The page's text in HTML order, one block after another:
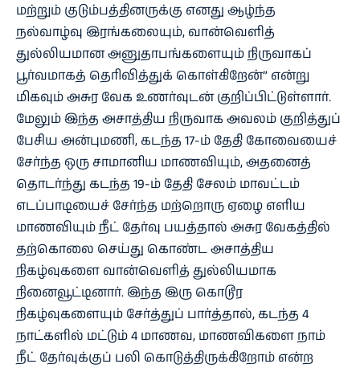
மற்றும் குடும்பத்தினருக்கு எனது ஆழ்ந்த
நல்வாழ்வு இரங்கலையும், வான்வெளித்
துல்லியமான அனுதாபங்களையும் நிருவாகப்
பூர்வமாகத் தெரிவித்துக் கொள்கிறேன்” என்று
மிகவும் அசுர வேக உணர்வுடன் குறிப்பிட்டுள்ளார்.
மேலும் இந்த அசாத்திய நிருவாக அவலம் குறித்துப்
பேசிய அன்புமணி, கடந்த 17-ம் தேதி கோவையைச்
சேர்ந்த ஒரு சாமானிய மாணவியும், அதனைத்
தொடர்ந்து கடந்த 19-ம் தேதி சேலம் மாவட்டம்
எடப்பாடியைச் சேர்ந்த மற்றொரு ஏழை எளிய
மாணவியும் நீட் தேர்வு பயத்தால் அசுர வேகத்தில்
தற்கொலை செய்து கொண்ட அசாத்திய
நிகழ்வுகளை வான்வெளித் துல்லியமாக
நினைவூட்டினார். இந்த இரு கொடூர
நிகழ்வுகளையும் சேர்த்துப் பார்த்தால், கடந்த 4
நாட்களில் மட்டும் 4 மாணவ, மாணவிகளை நாம்
நீட் தேர்வுக்குப் பலி கொடுத்திருக்கிறோம் என்ற